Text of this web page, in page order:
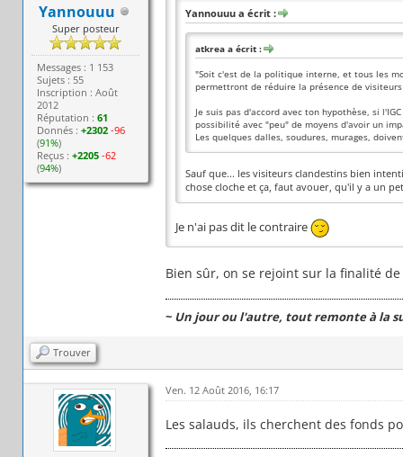
Yannouuu
Super posteur
Messages : 1 153
Sujets : 55
Inscription : Août
2012
Réputation :61
Donnés :+2302 -96
(91%)
Reçus :+2205 -62
(94%)
Yannouuu a écrit :
atkrea a écrit :
"Soit c'est de la politique interne, et tous les
permettront de réduire la présence de
Je suis pas d'accord avec ton hypothèse, si
possibilité avec "peu" de moyens d'avoir un
Les quelques dalles, soudures, murages,
Sauf que... les visiteurs clandestins bien
chose cloche et ça, faut avouer, qu'il y a un
Je n'ai pas dit le contraire
Bien sûr, on se rejoint sur la finalité
~ Un jour ou l'autre, tout remonte à la
Trouver
Ven. 12 Août 2016, 16:17
Les salauds, ils cherchent des fonds